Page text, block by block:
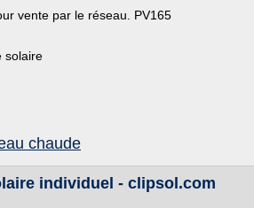
vente par le réseau. PV165
solaire
chaude
individuel - clipsol.com